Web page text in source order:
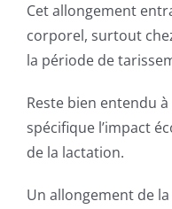
Cet allongement
corporel, surtout
la période de
Reste bien entendu
spécifique l’impact
de la lactation.
Un allongement de